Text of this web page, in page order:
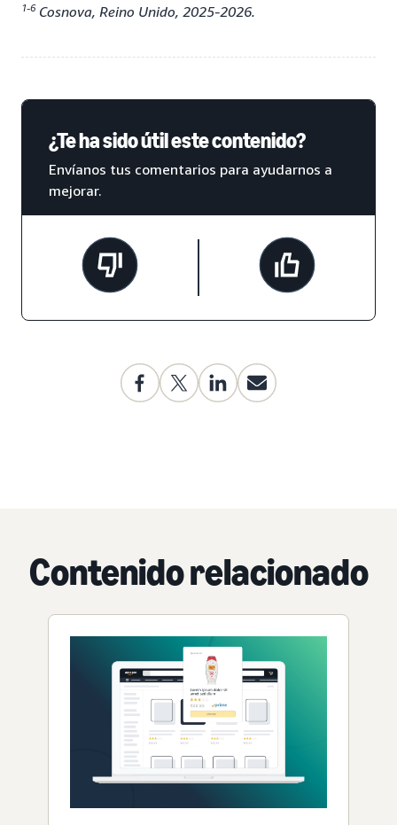
1-6Cosnova, Reino Unido, 2025-2026.
¿Te ha sido útil este contenido?
Envíanos tus comentarios para ayudarnos a
mejorar.
Contenido relacionado